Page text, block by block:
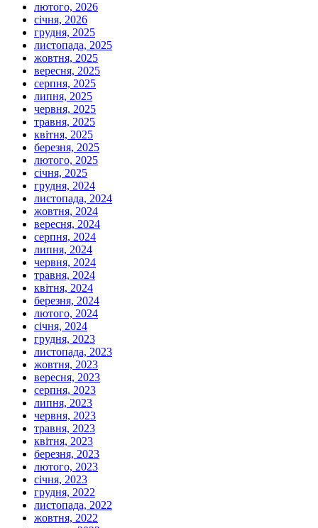
лютого, 2026
січня, 2026
грудня, 2025
листопада, 2025
жовтня, 2025
вересня, 2025
серпня, 2025
липня, 2025
червня, 2025
травня, 2025
квітня, 2025
березня, 2025
лютого, 2025
січня, 2025
грудня, 2024
листопада, 2024
жовтня, 2024
вересня, 2024
серпня, 2024
липня, 2024
червня, 2024
травня, 2024
квітня, 2024
березня, 2024
лютого, 2024
січня, 2024
грудня, 2023
листопада, 2023
жовтня, 2023
вересня, 2023
серпня, 2023
липня, 2023
червня, 2023
травня, 2023
квітня, 2023
березня, 2023
лютого, 2023
січня, 2023
грудня, 2022
листопада, 2022
жовтня, 2022